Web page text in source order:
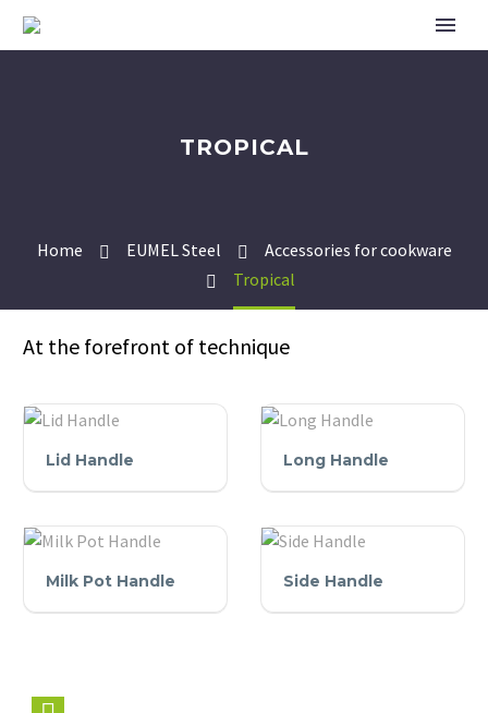
TROPICAL
Home EUMEL Steel
Accessories for cookware
Tropical
At the forefront of technique
Handle
Lid Handle
Handle
Long Handle
Milk Pot Handle Side Handle